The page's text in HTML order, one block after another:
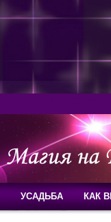
УСАДЬБА КАК